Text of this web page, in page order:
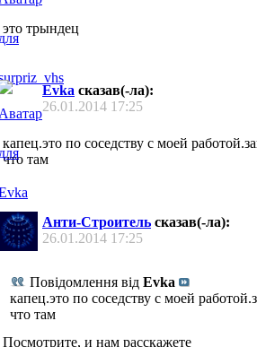
это трындец
Evka сказав(-ла):
26.01.2014 17:25
капец.это по соседству с моей
что там
Анти-Строитель сказав(-ла):
26.01.2014 17:25
Повідомлення від Evka
капец.это по соседству с моей
что там
Посмотрите, и нам расскажете